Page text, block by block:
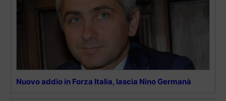
Nuovo addio in Forza Italia, lascia Nino Germanà